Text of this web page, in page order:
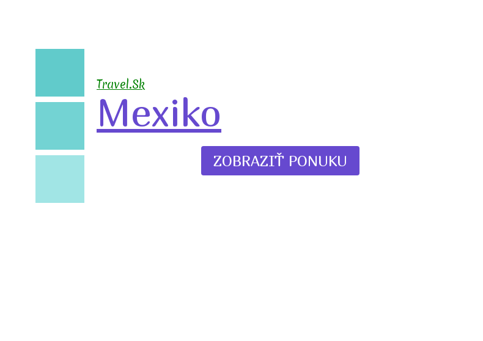
Travel.Sk
Mexiko
ZOBRAZIŤ PONUKU